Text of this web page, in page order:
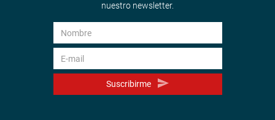
nuestro newsletter.
Suscribirme